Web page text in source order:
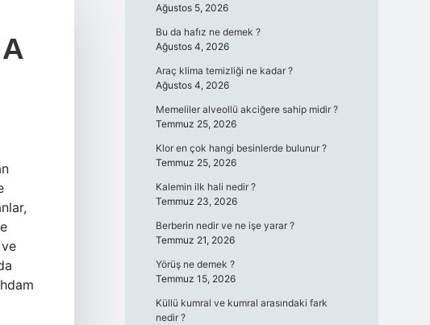
Ağustos 5, 2026
Bu da hafız ne demek ?
Ağustos 4, 2026
Araç klima temizliği ne kadar ?
Ağustos 4, 2026
Memeliler alveollü akciğere sahip midir ?
Temmuz 25, 2026
Klor en çok hangi besinlerde bulunur ?
Temmuz 25, 2026
Kalemin ilk hali nedir ?
Temmuz 23, 2026
Berberin nedir ve ne işe yarar ?
Temmuz 21, 2026
Yörüş ne demek ?
Temmuz 15, 2026
Küllü kumral ve kumral arasındaki fark
nedir ?